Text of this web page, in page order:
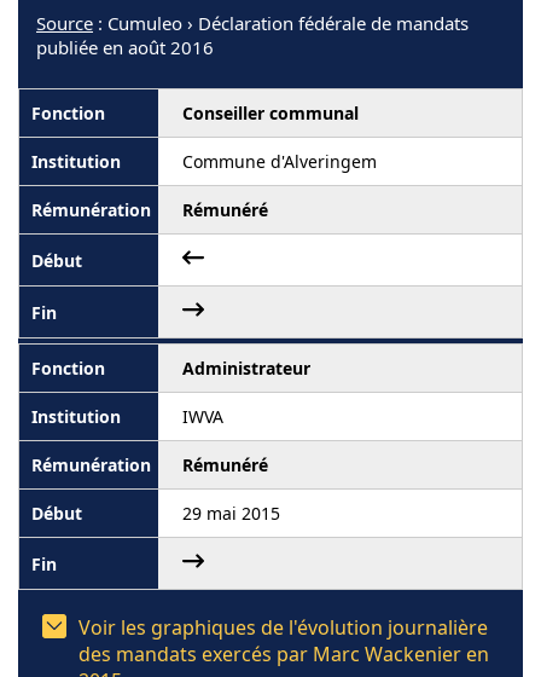
Source : Cumuleo › Déclaration fédérale de mandats
publiée en août 2016
Conseiller communal
Commune d'Alveringem
Rémunéré
Administrateur
IWVA
Rémunéré
29 mai 2015
Voir les graphiques de l'évolution journalière
des mandats exercés par Marc Wackenier en